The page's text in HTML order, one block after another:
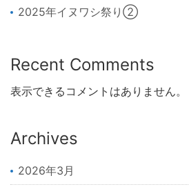
2025年イヌワシ祭り②
Recent Comments
表示できるコメントはありません。
Archives
2026年3月